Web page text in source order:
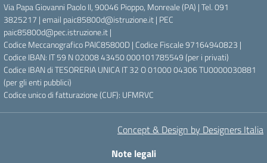
Via Papa Giovanni Paolo II, 90046 Pioppo, Monreale (PA) | Tel. 091
3825217 | email paic85800d@istruzione.it | PEC
paic85800d@pec.istruzione.it |
Codice Meccanografico PAIC85800D | Codice Fiscale 97164940823 |
Codice IBAN: IT 59 N 02008 43450 000101785549 (per i privati)
Codice IBAN di TESORERIA UNICA IT 32 O 01000 04306 TU0000030881
(per gli enti pubblici)
Codice unico di fatturazione (CUF): UFMRVC
Concept & Design by Designers Italia
Note legali